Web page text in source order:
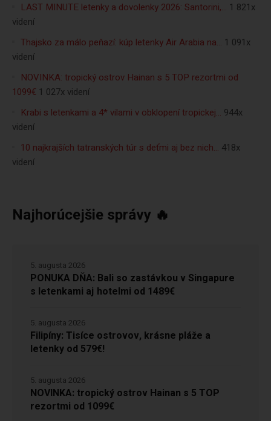
LAST MINUTE letenky a dovolenky 2026: Santorini,… 1 821x
videní
Thajsko za málo peňazí: kúp letenky Air Arabia na… 1 091x
videní
NOVINKA: tropický ostrov Hainan s 5 TOP rezortmi od
1099€ 1 027x videní
Krabi s letenkami a 4* vilami v obklopení tropickej… 944x
videní
10 najkrajších tatranských túr s deťmi aj bez nich… 418x
videní
Najhorúcejšie správy 🔥
PONUKA DŇA: Bali so zastávkou v Singapure
s letenkami aj hotelmi od 1489€
5. augusta 2026
Filipíny: Tisíce ostrovov, krásne pláže a
letenky od 579€!
5. augusta 2026
NOVINKA: tropický ostrov Hainan s 5 TOP
rezortmi od 1099€
5. augusta 2026